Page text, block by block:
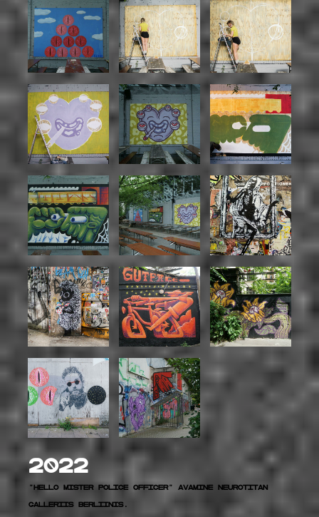
2022
"HELLO MISTER POLICE OFFICER" Avamine Neurotitan
galleRIIS Berliinis.